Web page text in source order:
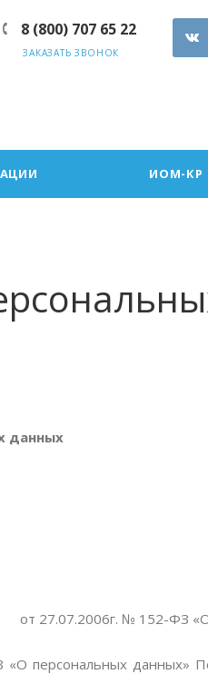
8 (800) 707 65 22
ЗАКАЗАТЬ ЗВОНОК
ИОМ-КР
данных
от 27.07.2006г. № 152-ФЗ
данных»